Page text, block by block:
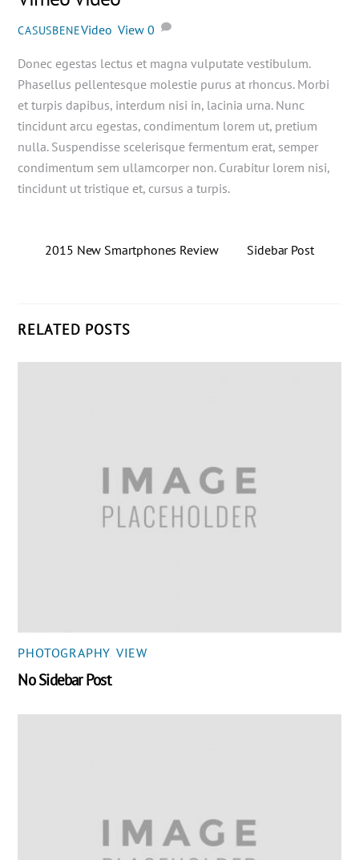
CASUSBENEVideo View 0
Donec egestas lectus et magna vulputate vestibulum.
Phasellus pellentesque molestie purus at rhoncus. Morbi
et turpis dapibus, interdum nisi in, lacinia urna. Nunc
tincidunt arcu egestas, condimentum lorem ut, pretium
nulla. Suspendisse scelerisque fermentum erat, semper
condimentum sem ullamcorper non. Curabitur lorem nisi,
tincidunt ut tristique et, cursus a turpis.
2015 New Smartphones Review Sidebar Post
RELATED POSTS
PHOTOGRAPHY, VIEW
No Sidebar Post